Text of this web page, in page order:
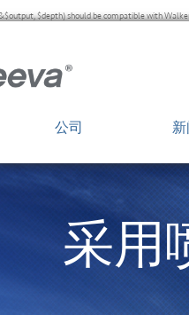
$depth) should be compatible with
公司
概览
领导团队
董事会
投资者
采用